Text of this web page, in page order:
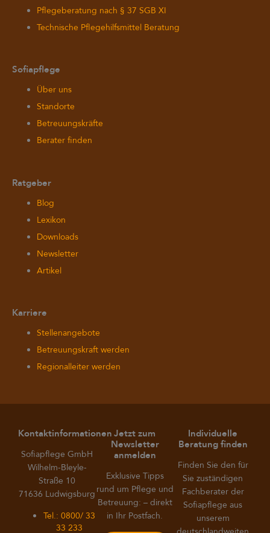
Pflegeberatung nach § 37 SGB XI
Technische Pflegehilfsmittel Beratung
Sofiapflege
Über uns
Standorte
Betreuungskräfte
Berater finden
Ratgeber
Blog
Lexikon
Downloads
Newsletter
Artikel
Karriere
Stellenangebote
Betreuungskraft werden
Regionalleiter werden
Kontaktinformationen
Sofiapflege GmbH
Wilhelm-Bleyle-
Straße 10
71636 Ludwigsburg
Tel.: 0800/ 33
33 233
Jetzt zum
Newsletter
anmelden
Exklusive Tipps
rund um Pflege und
Betreuung: – direkt
in Ihr Postfach.
Individuelle
Beratung finden
Finden Sie den für
Sie zuständigen
Fachberater der
Sofiapflege aus
unserem